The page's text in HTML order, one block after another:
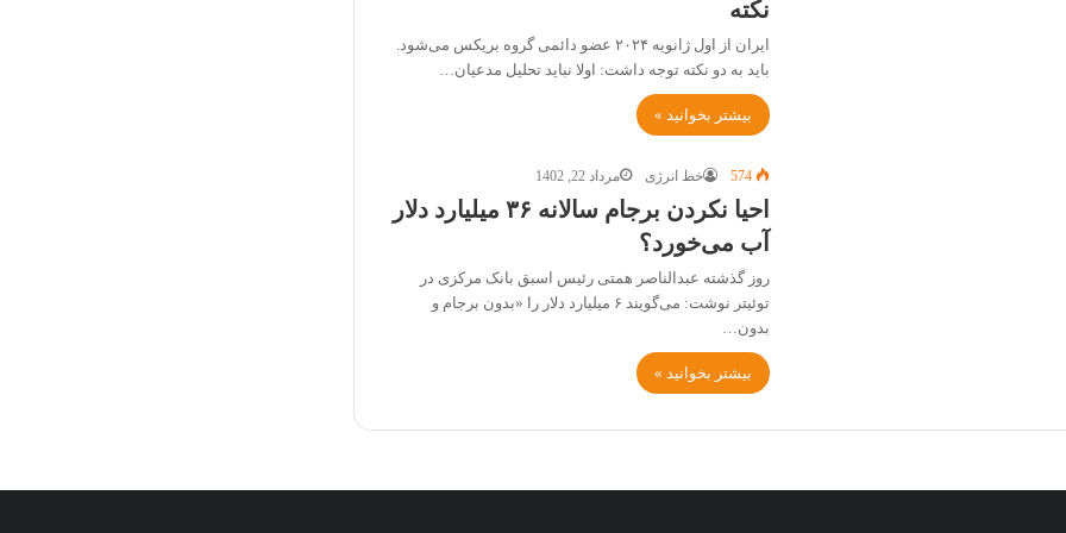
نکته
ایران از اول ژانویه ۲۰۲۴ عضو دائمی گروه بریکس می‌شود.
باید به دو نکته توجه داشت: اولا نباید تحلیل مدعیان…
بیشتر بخوانید »
خط انرژی مرداد 22, 1402
احیا نکردن برجام سالانه ۳۶ میلیارد دلار
آب می‌خورد؟
روز گذشته عبدالناصر همتی رئیس اسبق بانک مرکزی در
توئیتر نوشت: می‌گویند ۶ میلیارد دلار را «بدون برجام و
بدون…
بیشتر بخوانید »